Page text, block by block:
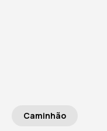
Caminhão